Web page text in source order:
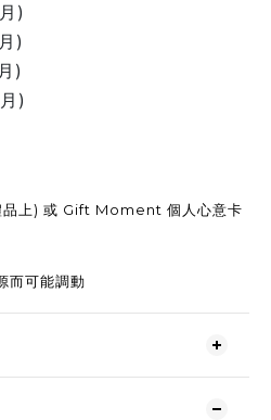
)
)
)
)
品上) 或 Gift Moment 個人心意卡
而可能調動